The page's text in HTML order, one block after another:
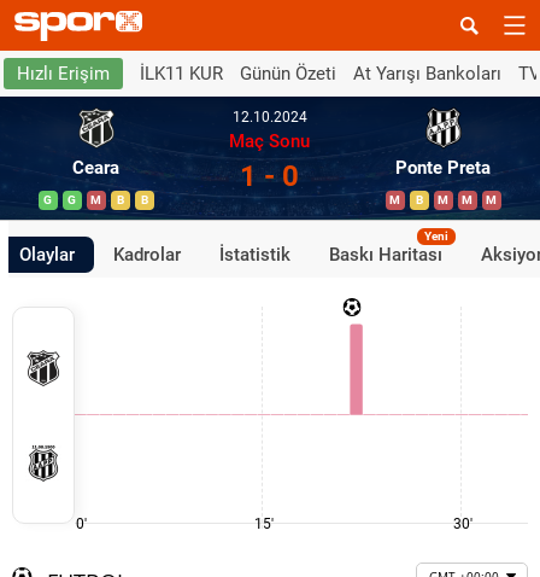
Hızlı Erişim İLK11 KUR Günün Özeti At Yarışı Bankoları
Ceara
G G M B B
12.10.2024
Maç Sonu
1 - 0 Ponte Preta
M B M M M
Olaylar Kadrolar İstatistik Baskı Haritası
Yeni
0' 15' 30'